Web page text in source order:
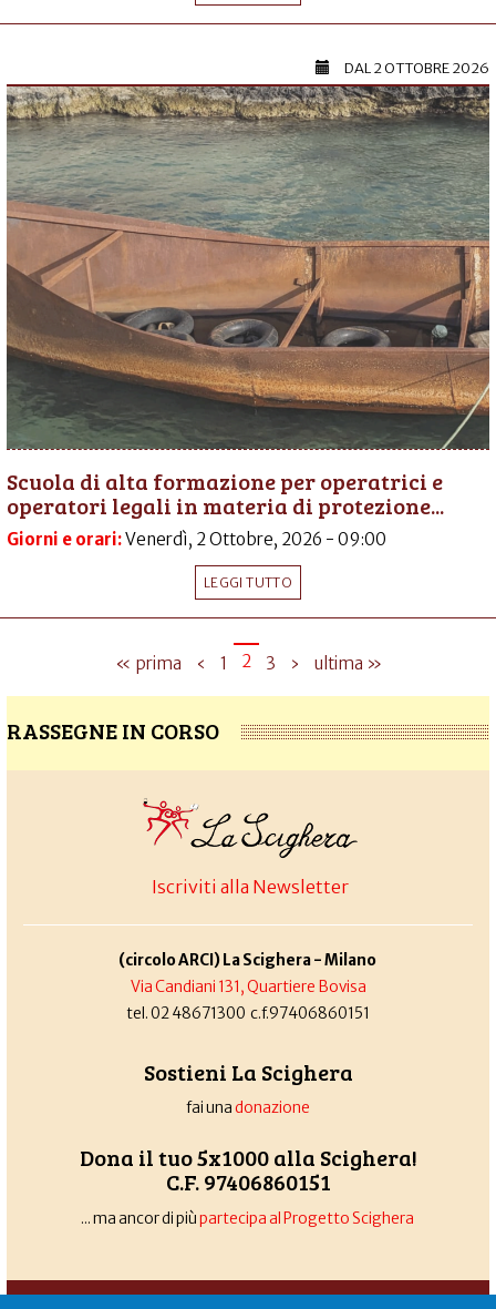
DAL2 OTTOBRE 2026
Scuola di alta formazione per operatrici e
operatori legali in materia di protezione...
Giorni e orari:Venerdì, 2 Ottobre, 2026 - 09:00
LEGGI TUTTO
« prima ‹ 1 2 3 › ultima »
RASSEGNE IN CORSO
Iscriviti alla Newsletter
(circolo ARCI) La Scighera - Milano
Via Candiani 131, Quartiere Bovisa
tel. 02 48671300 c.f.97406860151
Sostieni La Scighera
fai unadonazione
Dona il tuo 5x1000 alla Scighera!
C.F. 97406860151
... ma ancor di piùpartecipa al Progetto Scighera